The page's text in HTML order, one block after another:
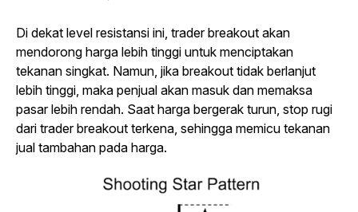
Di dekat level resistansi ini, trader breakout akan
mendorong harga lebih tinggi untuk menciptakan
tekanan singkat. Namun, jika breakout tidak berlanjut
lebih tinggi, maka penjual akan masuk dan memaksa
pasar lebih rendah. Saat harga bergerak turun, stop rugi
dari trader breakout terkena, sehingga memicu tekanan
jual tambahan pada harga.